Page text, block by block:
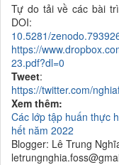
Tự do tải về các bài
DOI:
10.5281/
https://
23.pdf?dl=0
Tweet:
https://twitter.com/
Xem thêm:
Các lớp tập huấn thực
hết năm 2022
Blogger: Lê Trung